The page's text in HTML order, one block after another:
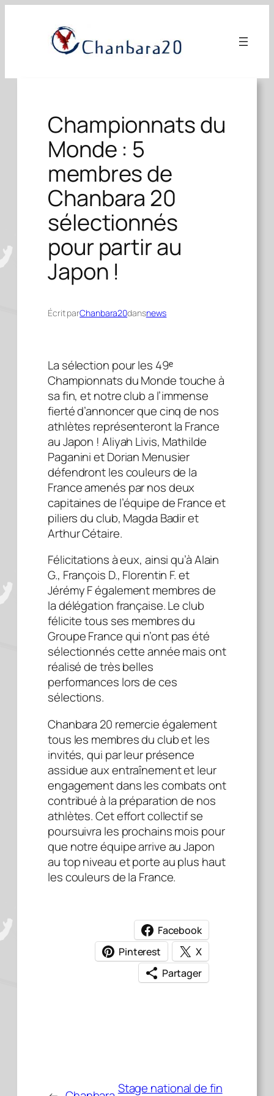
Championnats du
Monde : 5
membres de
Chanbara 20
sélectionnés
pour partir au
Japon !
Écrit parChanbara20dansnews
La sélection pour les 49ᵉ
Championnats du Monde touche à
sa fin, et notre club a l’immense
fierté d’annoncer que cinq de nos
athlètes représenteront la France
au Japon ! Aliyah Livis, Mathilde
Paganini et Dorian Menusier
défendront les couleurs de la
France amenés par nos deux
capitaines de l’équipe de France et
piliers du club, Magda Badir et
Arthur Cétaire.
Félicitations à eux, ainsi qu’à Alain
G., François D., Florentin F. et
Jérémy F également membres de
la délégation française. Le club
félicite tous ses membres du
Groupe France qui n’ont pas été
sélectionnés cette année mais ont
réalisé de très belles
performances lors de ces
sélections.
Chanbara 20 remercie également
tous les membres du club et les
invités, qui par leur présence
assidue aux entraînement et leur
engagement dans les combats ont
contribué à la préparation de nos
athlètes. Cet effort collectif se
poursuivra les prochains mois pour
que notre équipe arrive au Japon
au top niveau et porte au plus haut
les couleurs de la France.
Facebook
Pinterest
X
Partager
Stage national de fin